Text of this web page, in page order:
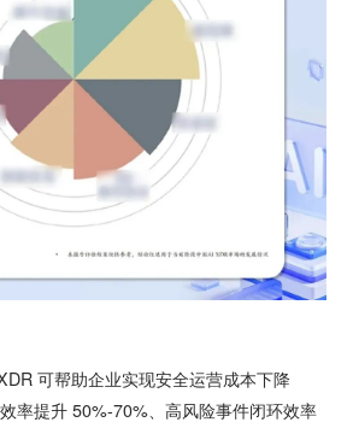
可帮助企业实现安全运营成本下降
率提升 50%-70%、高风险事件闭环效率